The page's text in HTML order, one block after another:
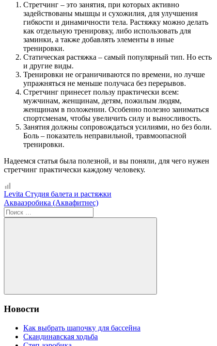
Стретчинг – это занятия, при которых активно
задействованы мышцы и сухожилия, для улучшения
гибкости и динамичности тела. Растяжку можно делать
как отдельную тренировку, либо использовать для
заминки, а также добавлять элементы в иные
тренировки.
Статическая растяжка – самый популярный тип. Но есть
и другие виды.
Тренировки не ограничиваются по времени, но лучше
упражняться не меньше получаса без перерывов.
Стретчинг принесет пользу практически всем:
мужчинам, женщинам, детям, пожилым людям,
женщинам в положении. Особенно полезно заниматься
спортсменам, чтобы увеличить силу и выносливость.
Занятия должны сопровождаться усилиями, но без боли.
Боль – показатель неправильной, травмоопасной
тренировки.
Надеемся статья была полезной, и вы поняли, для чего нужен
стретчинг практически каждому человеку.
Навигация
по
записям
Предыдущая
запись;
Levita ​Студия балета и растяжки
Следующая
запись:
Аквааэробика (Аквафитнес)
Поиск:
Поиск
Новости
Как выбрать шапочку для бассейна
Скандинавская ходьба